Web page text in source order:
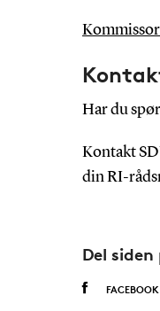
K
Har du
Kontakt
din RI-
Del siden
FACEBOOK